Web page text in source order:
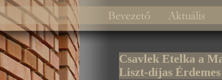
Csavlek Etelka a
Liszt-díjas